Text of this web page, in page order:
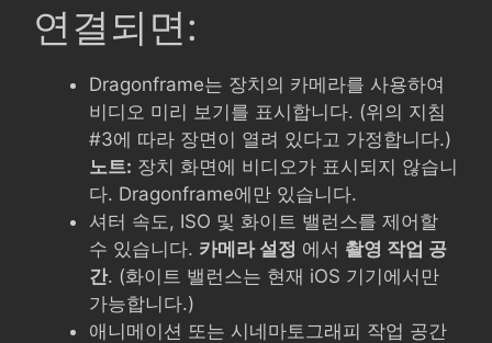
연결되면:
Dragonframe는 장치의 카메라를 사용하여
비디오 미리 보기를 표시합니다. (위의 지침
#3에 따라 장면이 열려 있다고 가정합니다.)
노트: 장치 화면에 비디오가 표시되지 않습니
다. Dragonframe에만 있습니다.
셔터 속도, ISO 및 화이트 밸런스를 제어할
수 있습니다. 카메라 설정 에서 촬영 작업 공
간. (화이트 밸런스는 현재 iOS 기기에서만
가능합니다.)
애니메이션 또는 시네마토그래피 작업 공간